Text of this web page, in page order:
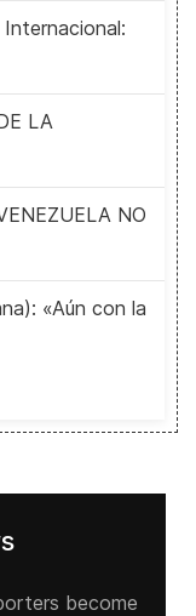
LA
NO
«Aún con la
become